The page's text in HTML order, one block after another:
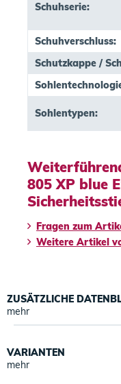
Schuhserie:
Schuhverschluss:
Schutzkappe /
Sohlentypen:
805 XP blue
Fragen zum
Weitere Artikel
ZUSÄTZLICHE
mehr
VARIANTEN
mehr